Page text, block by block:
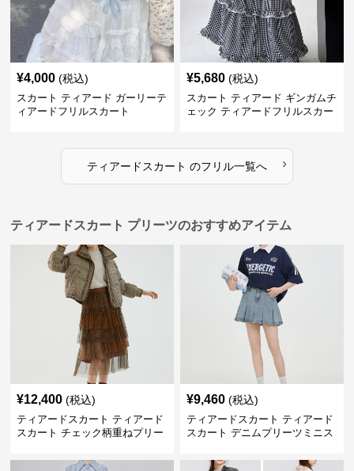
¥4,000 (税込)
スカート ティアード ガーリーテ
ィアードフリルスカート
¥5,680 (税込)
スカート ティアード ギンガムチ
ェック ティアードフリルスカー
ティアードスカート のフリル一覧へ ›
ティアードスカート プリーツのおすすめアイテム
¥12,400 (税込)
ティアードスカート ティアード
スカート チェック柄重ねプリー
¥9,460 (税込)
ティアードスカート ティアード
スカート デニムプリーツミニス